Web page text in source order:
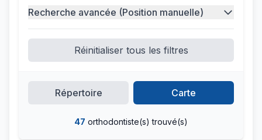
Recherche avancée (Position manuelle)
Juan-les-Pins
Fréjus Saint-Tropez
Sophia Antipolis
Le Cannet-des-Maures
Ou entrez des coordonnées :
Réinitialiser tous les filtres
Répertoire Carte
47 orthodontiste(s) trouvé(s)